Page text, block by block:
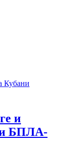
и
БПЛА-